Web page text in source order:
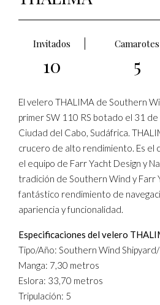
Invitados Camarotes
10 5
El velero THALIMA de Southern
primer SW 110 RS botado el 31
Ciudad del Cabo, Sudáfrica.
crucero de alto rendimiento. Es el
el equipo de Farr Yacht Design y
tradición de Southern Wind y Farr
fantástico rendimiento de
apariencia y funcionalidad.
Especificaciones del velero
Tipo/Año: Southern Wind
Manga: 7,30 metros
Eslora: 33,70 metros
Tripulación: 5